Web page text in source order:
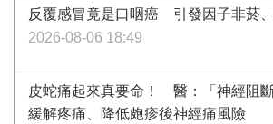
反覆感冒竟是口咽癌 引發因子非菸
2026-08-06 18:49
皮蛇痛起來真要命！ 醫：「神經阻
緩解疼痛、降低皰疹後神經痛風險